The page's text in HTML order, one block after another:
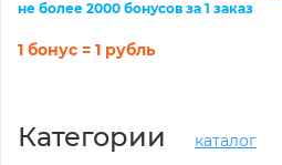
не более 2000 бонусов за 1 заказ
1 бонус = 1 рубль
Категории каталог